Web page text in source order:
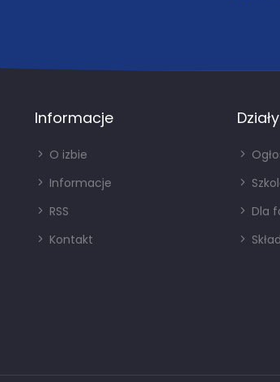
Informacje
O izbie
Informacje
RSS
Kontakt
Działy
Dla